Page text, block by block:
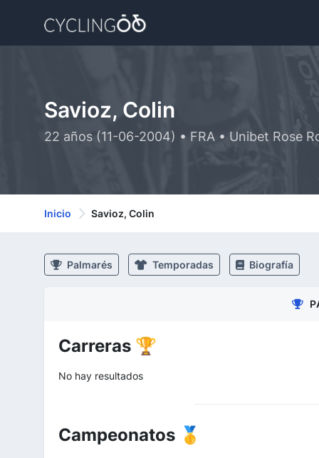
Savioz, Colin
22 años (11-06-2004) • FRA • Unibet Rose
Inicio Savioz, Colin
Palmarés Temporadas Biografía
Carreras 🏆
No hay resultados
Campeonatos 🥇